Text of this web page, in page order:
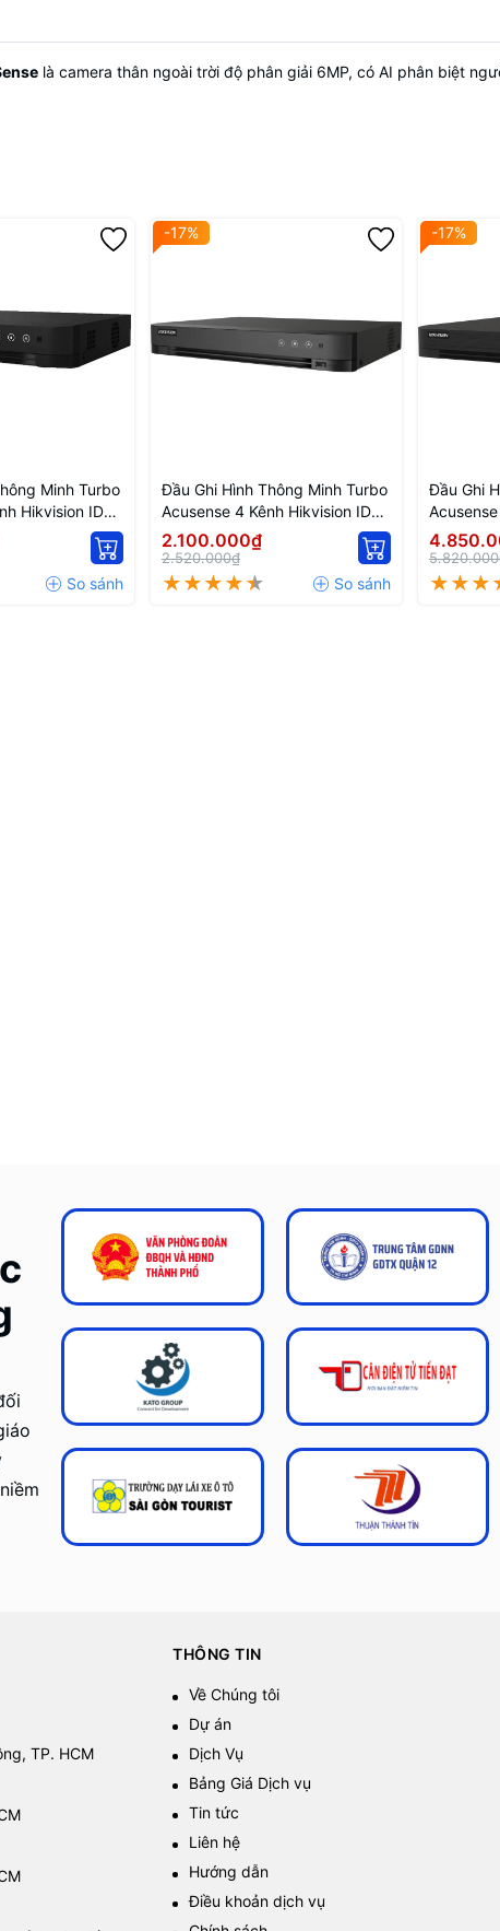
là camera thân ngoài trời độ phân giải 6MP, có AI phân biệt
Minh Turbo
Hikvision IDS-
-17%
Đầu Ghi Hình Thông Minh Turbo
Acusense 4 Kênh Hikvision IDS-
7204HQHI-M1/FA
2.100.000₫
2.520.000₫
-17%
Đầu Ghi
iDS-
TP. HCM
THÔNG TIN
Về Chúng tôi
Dự án
Dịch Vụ
Bảng Giá Dịch vụ
Tin tức
Liên hệ
Hướng dẫn
Điều khoản dịch vụ